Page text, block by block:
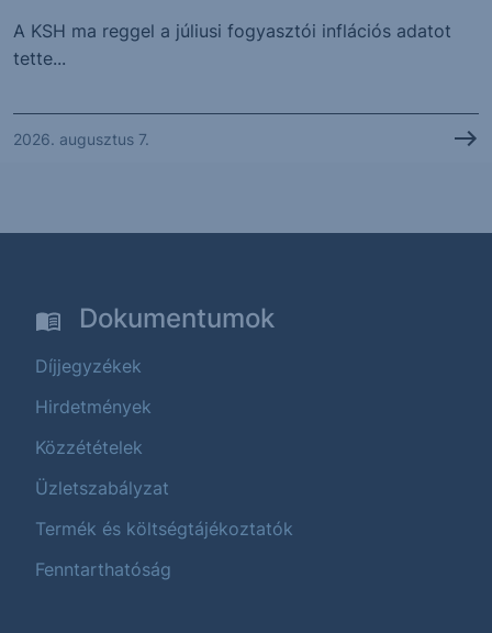
A KSH ma reggel a júliusi fogyasztói inflációs adatot
tette...
2026. augusztus 7.
Dokumentumok
Díjjegyzékek
Hirdetmények
Közzétételek
Üzletszabályzat
Termék és költségtájékoztatók
Fenntarthatóság